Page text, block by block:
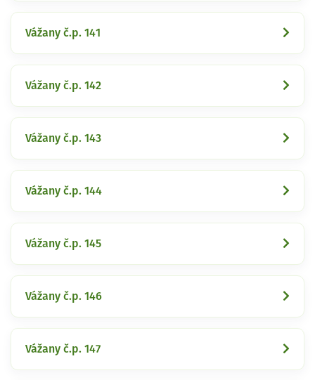
Vážany č.p. 141
Vážany č.p. 142
Vážany č.p. 143
Vážany č.p. 144
Vážany č.p. 145
Vážany č.p. 146
Vážany č.p. 147